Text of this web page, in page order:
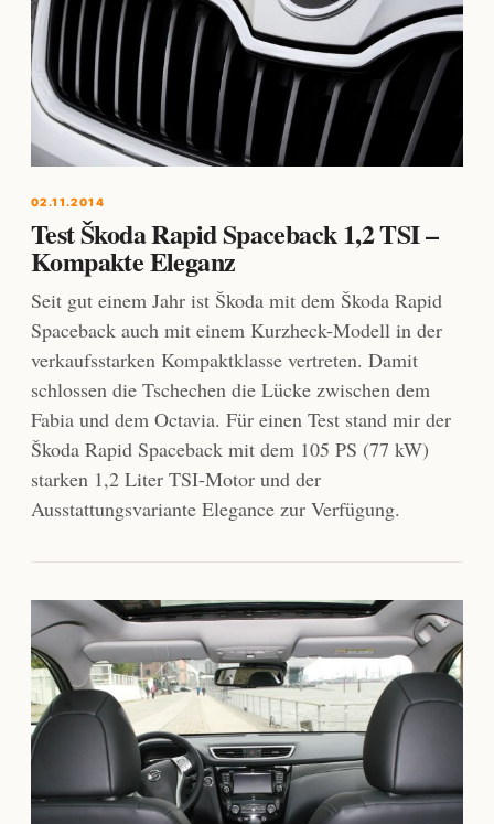
02.11.2014
Test Škoda Rapid Spaceback 1,2 TSI –
Kompakte Eleganz
Seit gut einem Jahr ist Škoda mit dem Škoda Rapid
Spaceback auch mit einem Kurzheck-Modell in der
verkaufsstarken Kompaktklasse vertreten. Damit
schlossen die Tschechen die Lücke zwischen dem
Fabia und dem Octavia. Für einen Test stand mir der
Škoda Rapid Spaceback mit dem 105 PS (77 kW)
starken 1,2 Liter TSI-Motor und der
Ausstattungsvariante Elegance zur Verfügung.